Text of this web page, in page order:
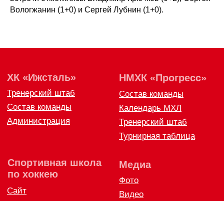
Вологжанин (1+0) и Сергей Лубнин (1+0).